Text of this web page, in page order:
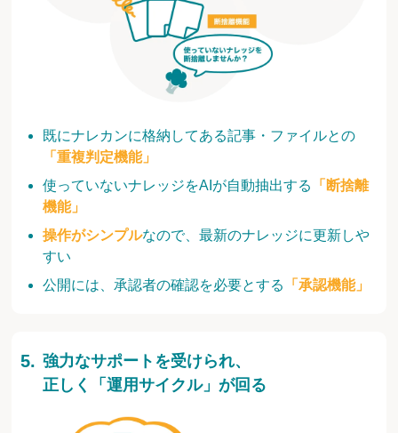
既にナレカンに格納してある記事・ファイルとの
「重複判定機能」
使っていないナレッジをAIが自動抽出する
「断捨離
機能」
操作がシンプルなので、最新のナレッジに更新しや
すい
公開には、承認者の確認を必要とする
「承認機能」
強力なサポートを受けられ、
正しく「運用サイクル」が回る